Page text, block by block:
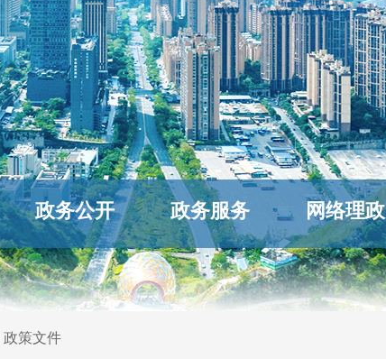
政务公开 政务服务 网络理政
政策文件